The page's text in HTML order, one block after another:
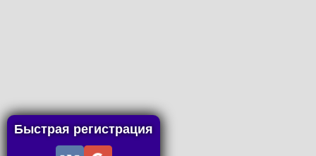
Быстрая регистрация